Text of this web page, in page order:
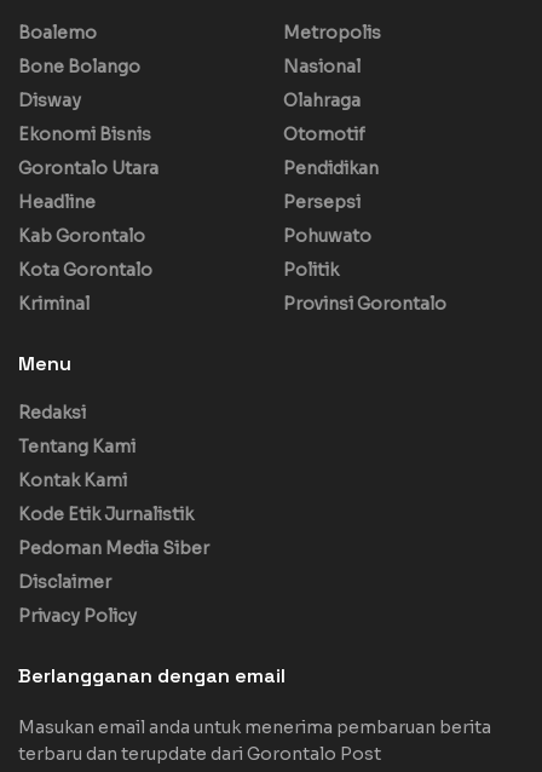
Boalemo
Bone Bolango
Disway
Ekonomi Bisnis
Gorontalo Utara
Headline
Kab Gorontalo
Kota Gorontalo
Kriminal
Metropolis
Nasional
Olahraga
Otomotif
Pendidikan
Persepsi
Pohuwato
Politik
Provinsi Gorontalo
Menu
Redaksi
Tentang Kami
Kontak Kami
Kode Etik Jurnalistik
Pedoman Media Siber
Disclaimer
Privacy Policy
Berlangganan dengan email
Masukan email anda untuk menerima pembaruan berita
terbaru dan terupdate dari Gorontalo Post